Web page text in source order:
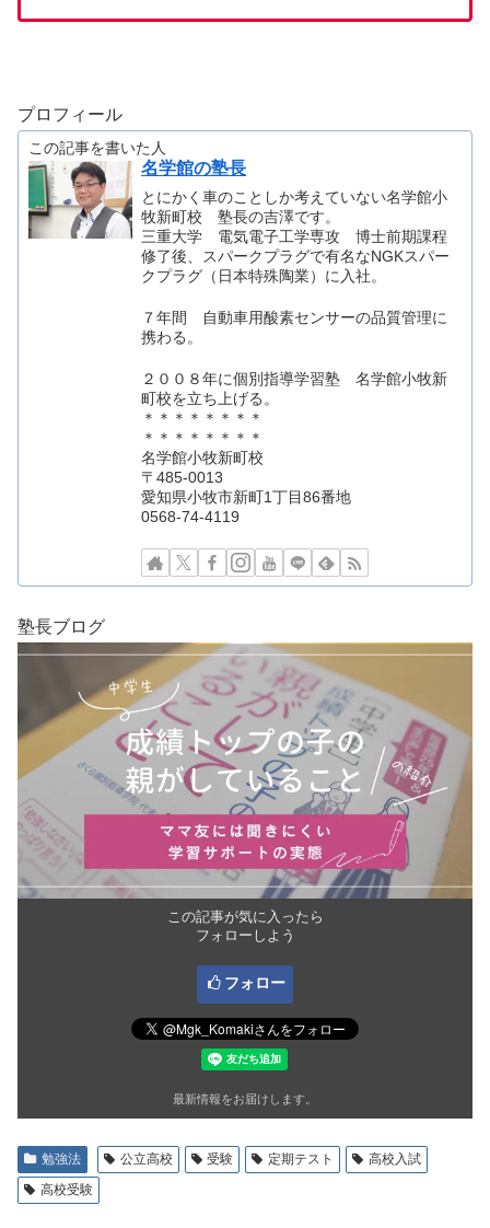
プロフィール
この記事を書いた人
名学館の塾長
とにかく車のことしか考えていない名学館小
牧新町校 塾長の吉澤です。
三重大学 電気電子工学専攻 博士前期課程
修了後、スパークプラグで有名なNGKスパー
クプラグ（日本特殊陶業）に入社。
７年間 自動車用酸素センサーの品質管理に
携わる。
２００８年に個別指導学習塾 名学館小牧新
町校を立ち上げる。
＊＊＊＊＊＊＊＊
＊＊＊＊＊＊＊＊
名学館小牧新町校
〒485-0013
愛知県小牧市新町1丁目86番地
0568-74-4119
塾長ブログ
この記事が気に入ったら
フォローしよう
フォロー
最新情報をお届けします。
勉強法 公立高校 受験 定期テスト
高校入試
高校受験